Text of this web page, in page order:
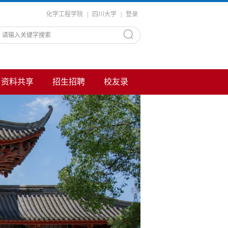
化学工程学院 四川大学 登录
资料共享 招生招聘 校友录